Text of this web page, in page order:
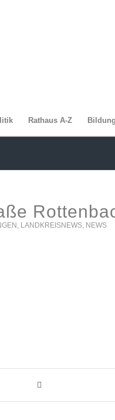
Rathaus A-Z
, LANDKREISNEWS, NEWS